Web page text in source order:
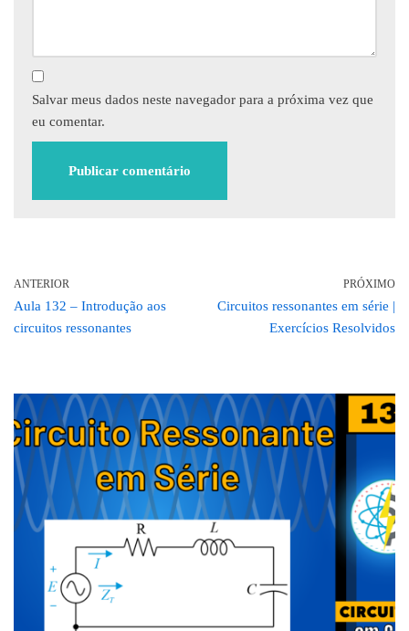
Salvar meus dados neste navegador para a próxima vez que
eu comentar.
ANTERIOR
Aula 132 – Introdução aos
circuitos ressonantes
PRÓXIMO
Circuitos ressonantes em série |
Exercícios Resolvidos